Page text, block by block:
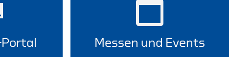
Messen und Events